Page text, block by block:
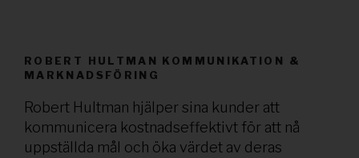
ROBERT HULTMAN KOMMUNIKATION &
MARKNADSFÖRING
Robert Hultman hjälper sina kunder att
kommunicera kostnadseffektivt för att nå
uppställda mål och öka värdet av deras